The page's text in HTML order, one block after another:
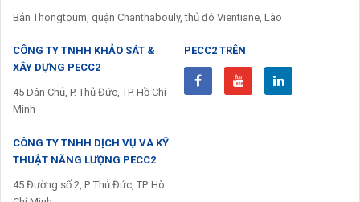
Bản Thongtoum, quận Chanthabouly, thủ đô Vientiane, Lào
CÔNG TY TNHH KHẢO SÁT &
XÂY DỰNG PECC2
45 Dân Chủ, P. Thủ Đức, TP. Hồ Chí
Minh
CÔNG TY TNHH DỊCH VỤ VÀ KỸ
THUẬT NĂNG LƯỢNG PECC2
45 Đường số 2, P. Thủ Đức, TP. Hò
PECC2 TRÊN